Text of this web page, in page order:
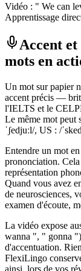
Vidéo : " We can
Apprentissage
Accent
mots en
Un mot sur papier
accent précis —
l'IELTS et le
Le même mot peut
ˈʃedjuːl/, US : /
Entendre un mot
prononciation.
représentation
Quand vous avez
de neurosciences,
examen d'écoute,
La vidéo expose
wanna ", " gonna
d'accentuation.
FlexiLingo
ainsi, lors de vos